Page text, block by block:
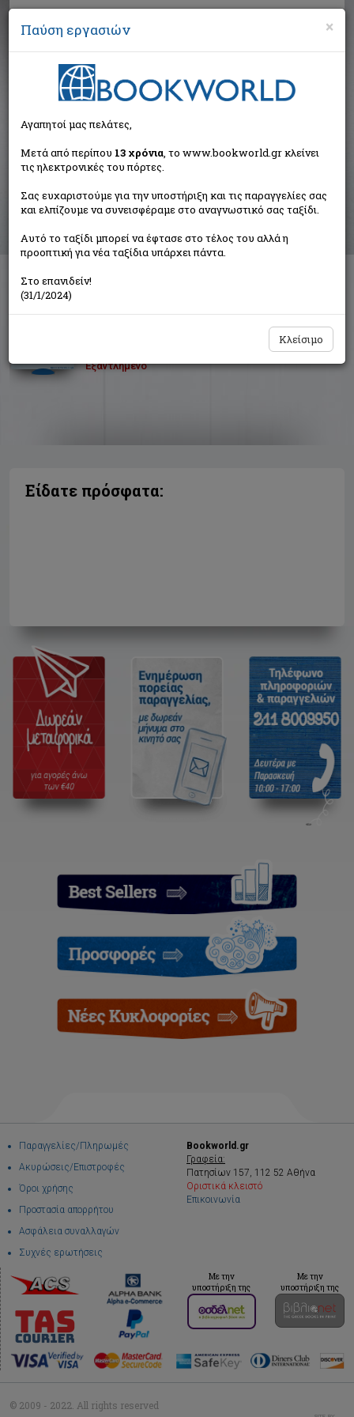
Αναζήτηση
Αποτελέσματα αναζήτησης
Συγγραφέας: French Brandon (1 βιβλία)
Ταξινόμηση ανά:
Το μυθιστόρημα στον κινηματογράφο
Εξαντλημένο
Είδατε πρόσφατα:
Παραγγελίες/Πληρωμές
Ακυρώσεις/Επιστροφές
Όροι χρήσης
Προστασία απορρήτου
Ασφάλεια συναλλαγών
Συχνές ερωτήσεις
Bookworld.gr
Γραφεία:
Πατησίων 157, 112 52 Αθήνα
Οριστικά κλειστό
Επικοινωνία
Με την
υποστήριξη της
Με την
υποστήριξη της
© 2009 - 2022. All rights reserved
×
Παύση εργασιών
Αγαπητοί μας πελάτες,
Μετά από περίπου 13 χρόνια, το www.bookworld.gr κλείνει
τις ηλεκτρονικές του πόρτες.
Σας ευχαριστούμε για την υποστήριξη και τις παραγγελίες σας
και ελπίζουμε να συνεισφέραμε στο αναγνωστικό σας ταξίδι.
Αυτό το ταξίδι μπορεί να έφτασε στο τέλος του αλλά η
προοπτική για νέα ταξίδια υπάρχει πάντα.
Στο επανιδείν!
(31/1/2024)
Κλείσιμο